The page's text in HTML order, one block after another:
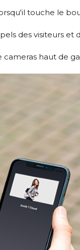
touche le
des visiteurs
cameras haut de